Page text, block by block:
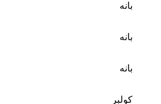
بانه
بانه
بانه
کولبر